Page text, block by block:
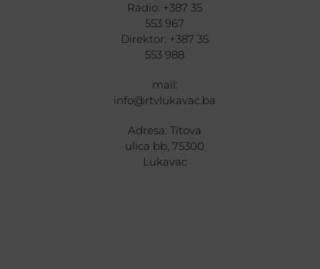
Radio: +387 35
553 967
Direktor: +387 35
553 988
mail:
info@rtvlukavac.ba
Adresa: Titova
ulica bb, 75300
Lukavac